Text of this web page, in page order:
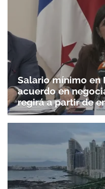
Salario mínimo en
acuerdo en
regirá a partir de